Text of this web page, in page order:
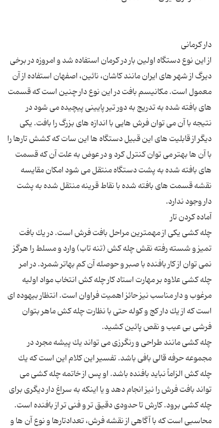
از این نوع دستگاه اولین بار در كرمان استفاده شد و امروزه در برخی
دیرگ از شهر های ایران مانند كاشان، نائین، اصفهان استفاده از آن
معمول است. مكانیسم بافت در این نوع دار چنین است كه قسمت
های بافته شده به تدریج به دور تیر پایینی پیچیده می شود در
نتیجه با آن می توان فرش هایی با اندازه های بزرگ را بافت. یكی
دیگر از قابلیت های این قبیل دستگاه ها این سات كه كشش تارها را
با آن ها بهتر می توان كنترل كرد و در عوض به علت آن كه قسمت
های بافته شده به پشت دستگاه منتقل می شود امكان مقایسه
نقشه قسمت های بافته شده با نقاط قرینه منتقل شده به پشت
چله كشی یكی از مهمترین مراحل بافت فرش است. در یك بافت
تمیز و شسته رفته نقش چله كش (تنه تاب) وارد و مسلط را هرگز
نمی توان از كار بافنده با صبر و حوصله آن كم بهاتر شمرد. در امر
چله كشی علاوه بر مهارت استاد كار چله كش انتخاب مواد اولیه
مرغوب و دار مناسب نیز حائز اهمیت فراوان است. انتظار بیهوده ای
است كه از یك دار كج و كوله حتی با نظارت چله كش ماهر بتوان
چله كشی مانند طراحی و رنگرزی می تواند یك پیشه مجرد در
مجموعه حرفه قالی بافی باشد. تفسیر این كلام این است كه یك
چله كش الزاماً نباید بافنده باشد. او پس از خاتمه چله كشی می
تواند بافت فرش را نیز انجام دهد و یا اینكه به سراغ دار دیگری برای
چله كشی برود. كارش تا حدودی دقیق تر و فنی تر از بافنده است.
محاسبی است كه با آگاهی از نقشه فرش، تعدادتارها و نوع آن ها و